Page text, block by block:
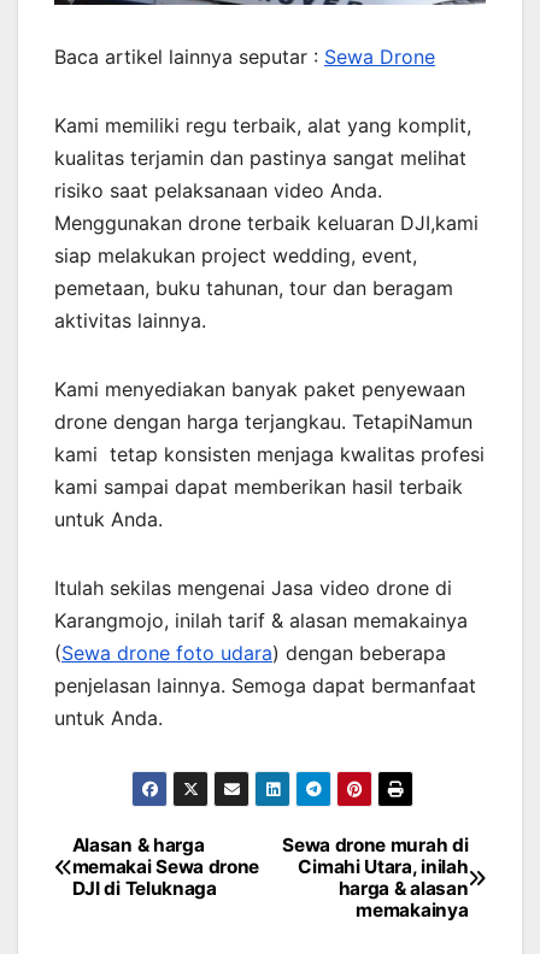
Baca artikel lainnya seputar : Sewa Drone
Kami memiliki regu terbaik, alat yang komplit,
kualitas terjamin dan pastinya sangat melihat
risiko saat pelaksanaan video Anda.
Menggunakan drone terbaik keluaran DJI,kami
siap melakukan project wedding, event,
pemetaan, buku tahunan, tour dan beragam
aktivitas lainnya.
Kami menyediakan banyak paket penyewaan
drone dengan harga terjangkau. TetapiNamun
kami tetap konsisten menjaga kwalitas profesi
kami sampai dapat memberikan hasil terbaik
untuk Anda.
Itulah sekilas mengenai Jasa video drone di
Karangmojo, inilah tarif & alasan memakainya
(Sewa drone foto udara) dengan beberapa
penjelasan lainnya. Semoga dapat bermanfaat
untuk Anda.
Post
navigation
Sewa drone murah di
Cimahi Utara, inilah
harga & alasan
memakainya
Alasan & harga
memakai Sewa drone
DJI di Teluknaga